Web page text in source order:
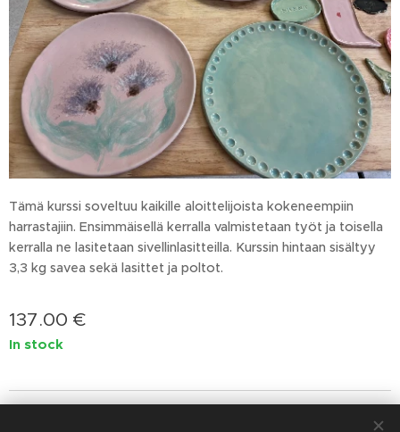
Tämä kurssi soveltuu kaikille aloittelijoista kokeneempiin
harrastajiin. Ensimmäisellä kerralla valmistetaan työt ja toisella
kerralla ne lasitetaan sivellinlasitteilla. Kurssin hintaan sisältyy
3,3 kg savea sekä lasittet ja poltot.
137.00 €
In stock